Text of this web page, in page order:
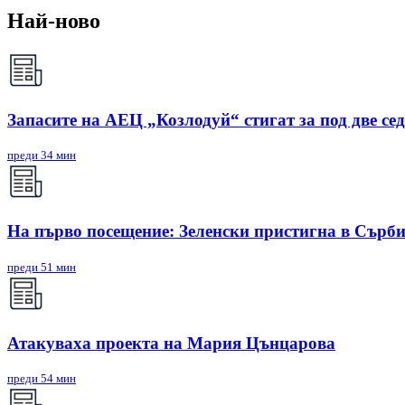
Най-ново
Запасите на АЕЦ „Козлодуй“ стигат за под две
преди 34 мин
На първо посещение: Зеленски пристигна в
преди 51 мин
Атакуваха проекта на Мария Цънцарова
преди 54 мин